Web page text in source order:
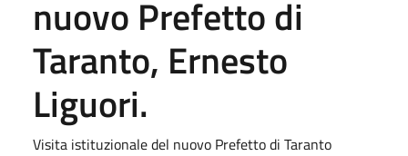
nuovo Prefetto di
Taranto, Ernesto
Liguori.
Visita istituzionale del nuovo Prefetto di Taranto